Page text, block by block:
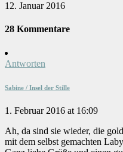
12. Januar 2016
28 Kommentare
Antworten
Sabine / Insel der Stille
1. Februar 2016 at 16:09
Ah, da sind sie wieder, die
mit dem selbst gemachten